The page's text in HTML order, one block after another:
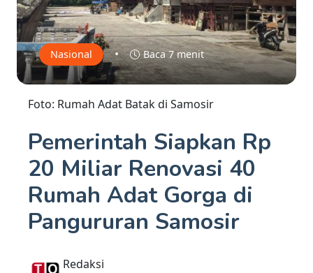
Nasional • Baca 7 menit
Foto: Rumah Adat Batak di Samosir
Pemerintah Siapkan Rp
20 Miliar Renovasi 40
Rumah Adat Gorga di
Pangururan Samosir
Redaksi